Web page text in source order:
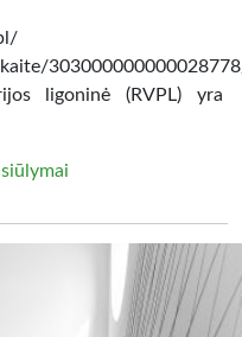
ligoninė (RVPL) yra